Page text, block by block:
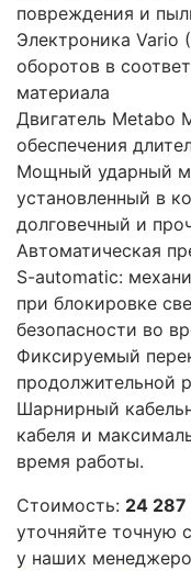
повреждения и
Электроника Vario
оборотов в
материала
Двигатель Metabo
обеспечения
Мощный ударный
установленный в
долговечный и
Автоматическая
S-automatic:
при блокировке
безопасности во
Фиксируемый
продолжительной
Шарнирный
кабеля и
время работы.
Стоимость: 24 287
уточняйте точную
у наших